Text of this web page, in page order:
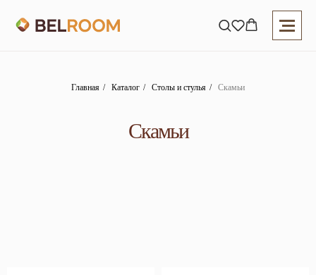
Главная / Каталог / Столы и стулья / Скамьи
Скамьи